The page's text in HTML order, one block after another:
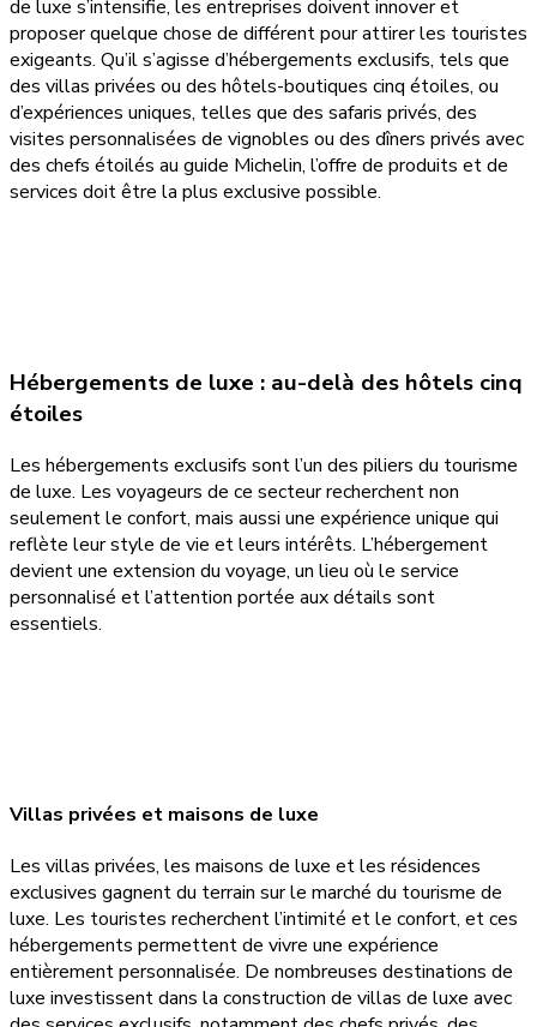
de luxe s’intensifie, les entreprises doivent innover et
proposer quelque chose de différent pour attirer les touristes
exigeants. Qu’il s’agisse d’hébergements exclusifs, tels que
des villas privées ou des hôtels-boutiques cinq étoiles, ou
d’expériences uniques, telles que des safaris privés, des
visites personnalisées de vignobles ou des dîners privés avec
des chefs étoilés au guide Michelin, l’offre de produits et de
services doit être la plus exclusive possible.
Hébergements de luxe : au-delà des hôtels cinq
étoiles
Les hébergements exclusifs sont l’un des piliers du tourisme
de luxe. Les voyageurs de ce secteur recherchent non
seulement le confort, mais aussi une expérience unique qui
reflète leur style de vie et leurs intérêts. L’hébergement
devient une extension du voyage, un lieu où le service
personnalisé et l’attention portée aux détails sont
essentiels.
Villas privées et maisons de luxe
Les villas privées, les maisons de luxe et les résidences
exclusives gagnent du terrain sur le marché du tourisme de
luxe. Les touristes recherchent l’intimité et le confort, et ces
hébergements permettent de vivre une expérience
entièrement personnalisée. De nombreuses destinations de
luxe investissent dans la construction de villas de luxe avec